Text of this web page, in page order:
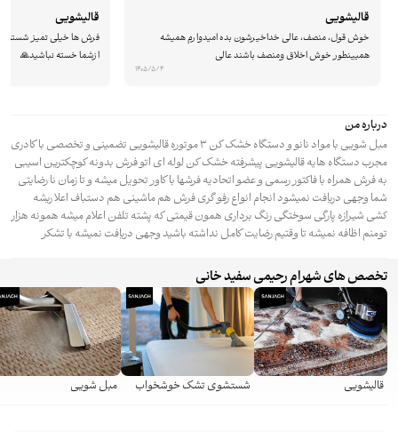
قالیشویی
خوش قول، منصف، عالی خداخیرشون بده امیدوارم همیشه
همیینطور خوش اخلاق ومنصف باشند عالی
1405/5/4
قالیشویی
فرش ها خیلی تمیز شسته
ازشما خسته نباشید🙏
درباره من
مبل شویی با مواد نانو و دستگاه خشک کن ۳ موتوره قالیشویی تضمینی و تخصصی با کادری
مجرب دستگاه هایه قالیشویی پیشرفته خشک کن لوله ای اتو فرش بدونه کوچکترین اسیبی
به فرش همراه با فاکتور رسمی و عضو اتحادیه فرشها با کاور تحویل میشه و تا زمان نا رضایتی
شما وجهی دریافت نمیشود انجام انواع رفو گری فرش هم ماشینی هم دستباف اعلا ریشه
کشی شیرازه پارگی سوختگی رنگ برداری همون قیمتی که پشته تلفن اعلام میشه همونه هزار
تومنم اظافه نمیشه تا وقتیم رضایت کامل نداشته باشید وجهی دریافت نمیشه با تشکر
تخصص های شهرام رحیمی سفید خانی
قالیشویی شستشوی تشک خوشخواب مبل شویی